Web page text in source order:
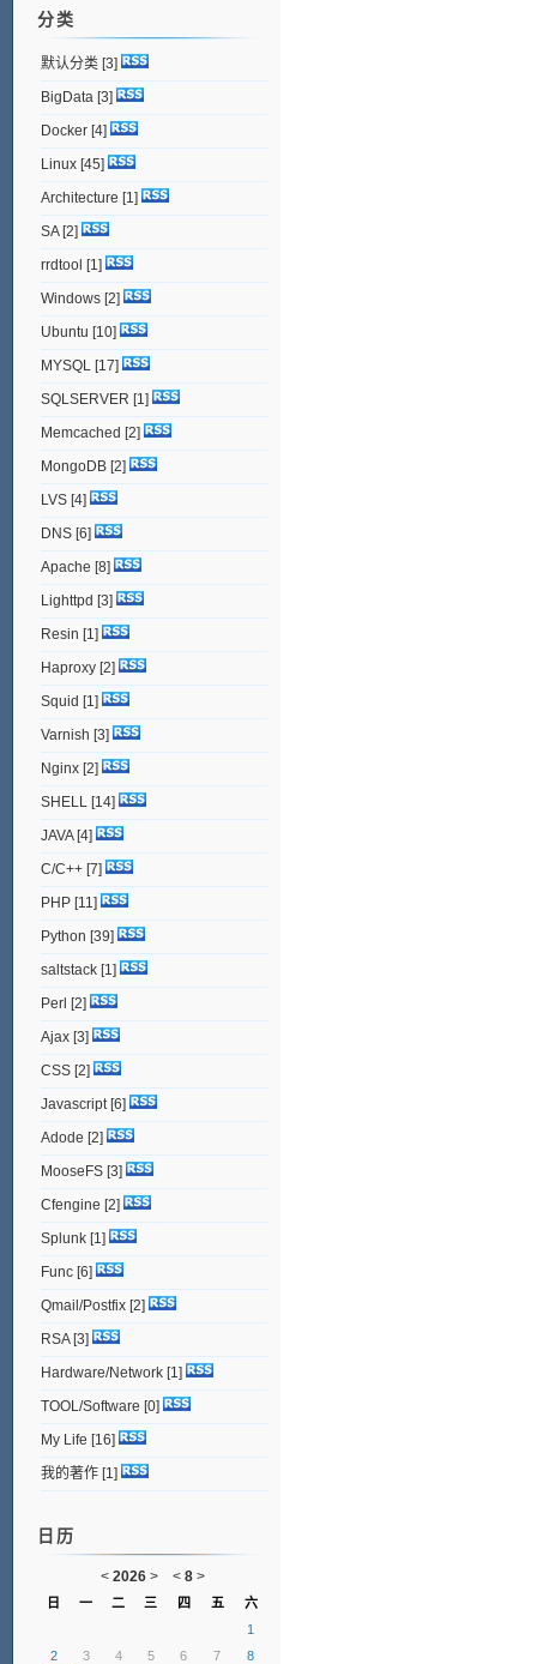
分类
默认分类[3]
BigData [3]
Docker[4]
Linux[45]
Architecture [1]
SA[2]
rrdtool [1]
Windows[2]
Ubuntu [10]
MYSQL [17]
SQLSERVER [1]
Memcached [2]
MongoDB[2]
LVS[4]
DNS[6]
Apache [8]
Lighttpd [3]
Resin [1]
Haproxy[2]
Squid [1]
Varnish [3]
Nginx[2]
SHELL [14]
JAVA[4]
C/C++[7]
PHP[11]
Python [39]
saltstack[1]
Perl [2]
Ajax[3]
CSS[2]
Javascript[6]
Adode [2]
MooseFS[3]
Cfengine [2]
Splunk[1]
Func[6]
Qmail/Postfix[2]
RSA[3]
Hardware/Network[1]
TOOL/Software [0]
My Life [16]
我的著作[1]
日历
< 2026 > < 8 >
日 一 二 三 四 五
六
1
2
3 4 5 6 7
8